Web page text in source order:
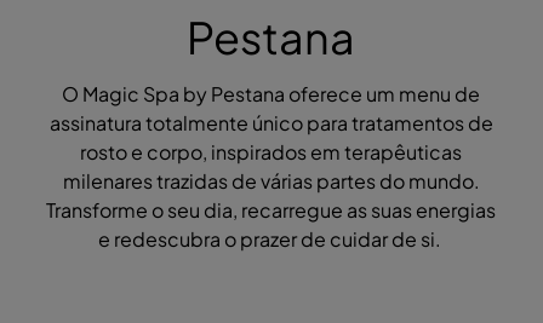
Pestana
O Magic Spa by Pestana oferece um menu de
assinatura totalmente único para tratamentos de
rosto e corpo, inspirados em terapêuticas
milenares trazidas de várias partes do mundo.
Transforme o seu dia, recarregue as suas energias
e redescubra o prazer de cuidar de si.